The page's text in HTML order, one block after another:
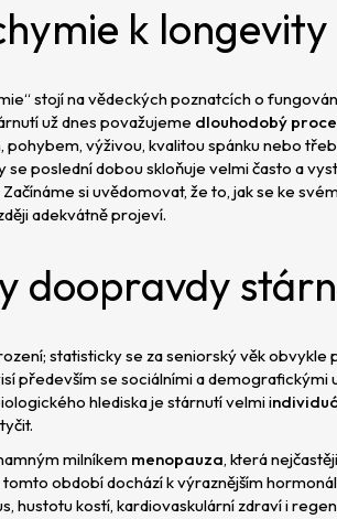
k longevity
stojí na vědeckých poznatcích o
už dnes považujeme dlouhodobý
pohybem, výživou, kvalitou spánku nebo
se poslední dobou skloňuje velmi často a
si uvědomovat, že to, jak se ke
adekvátně projeví.
doopravdy
statisticky se za seniorský věk
především se sociálními a
hlediska je stárnutí velmi i
milníkem menopauza, která
období dochází k výraznějším
hustotu kostí, kardiovaskulární zdraví i